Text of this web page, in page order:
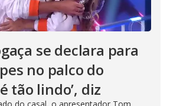
se declara para
no palco do
tão lindo’, diz